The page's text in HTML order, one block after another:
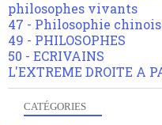
philosophes vivants
47 - Philosophie
49 - PHILOSOPHES
50 - ECRIVAINS
L'EXTREME DROITE A
CATÉGORIES